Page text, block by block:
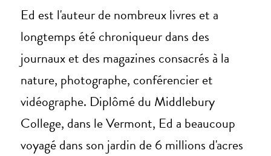
Ed est l'auteur de nombreux livres et a
longtemps été chroniqueur dans des
journaux et des magazines consacrés à la
nature, photographe, conférencier et
vidéographe. Diplômé du Middlebury
College, dans le Vermont, Ed a beaucoup
voyagé dans son jardin de 6 millions d'acres